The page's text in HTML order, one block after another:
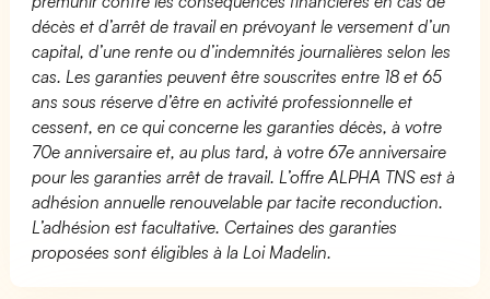
décès et d’arrêt de travail en prévoyant le versement d’un
capital, d’une rente ou d’indemnités journalières selon les
cas. Les garanties peuvent être souscrites entre 18 et 65
ans sous réserve d’être en activité professionnelle et
cessent, en ce qui concerne les garanties décès, à votre
70e anniversaire et, au plus tard, à votre 67e anniversaire
pour les garanties arrêt de travail. L’offre ALPHA TNS est à
adhésion annuelle renouvelable par tacite reconduction.
L’adhésion est facultative. Certaines des garanties
proposées sont éligibles à la Loi Madelin.